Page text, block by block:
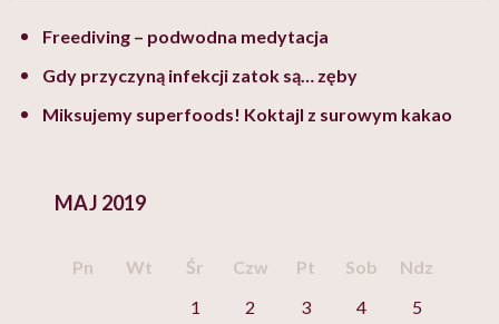
Freediving – podwodna medytacja
Gdy przyczyną infekcji zatok są… zęby
Miksujemy superfoods! Koktajl z surowym kakao
MAJ 2019
Pn Wt Śr Czw Pt Sob
Ndz
1
2 3 4
5